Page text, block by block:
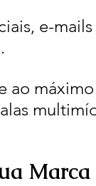
e-
ao máximo
Marca